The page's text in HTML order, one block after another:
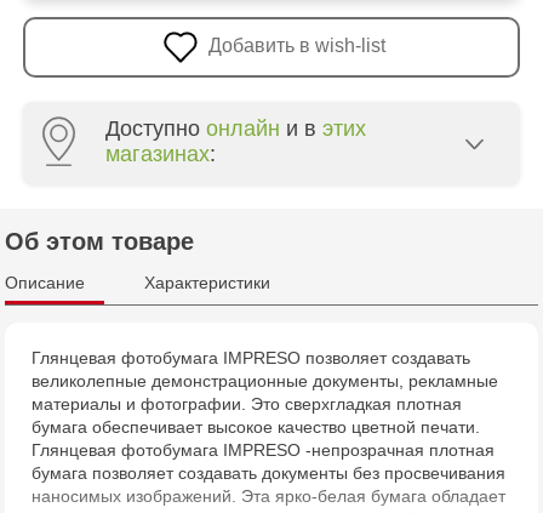
Добавить в wish-list
Доступно онлайн и в этих
магазинах:
Crafti Botanica - bd. Decebal, 139
Crafti Buiucani - str. Alba Iulia, 77/18
Crafti Ciocana - str. Alecu Russo, 61/6
Crafti Riscani - bd. Moscova, 2
Об этом товаре
Описание Характеристики
Глянцевая фотобумага IMPRESO позволяет создавать
великолепные демонстрационные документы, рекламные
материалы и фотографии. Это сверхгладкая плотная
бумага обеспечивает высокое качество цветной печати.
Глянцевая фотобумага IMPRESO -непрозрачная плотная
бумага позволяет создавать документы без просвечивания
наносимых изображений. Эта ярко-белая бумага обладает